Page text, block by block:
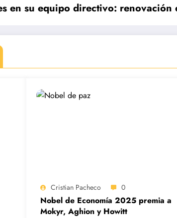
en su equipo directivo: renovación
Cristian Pacheco 0
Nobel de Economía 2025 premia a
Mokyr, Aghion y Howitt